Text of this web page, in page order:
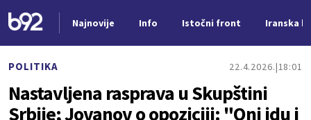
Najnovije Info Istočni front Iranska
POLITIKA 22.4.2026. 18:01
Nastavljena rasprava u Skupštini
Srbije; Jovanov o opoziciji: "Oni idu i